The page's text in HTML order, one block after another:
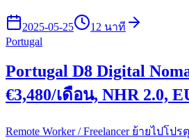
2025-05-25
12 นาที
Portugal
Portugal D8 Digital
€3,480/เดือน, NHR 2.0,
Remote Worker / Freelancer ย้ายไปโป